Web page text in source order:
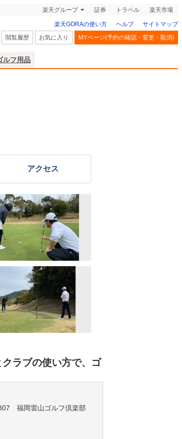
楽天グループ 証券 トラベル 楽天市場
楽天GORAの使い方 ヘルプ
サイトマップ
閲覧履歴
お気に入り MYページ(予約の確認・変更・取消)
ルフ用品
アクセス
ラブの使い方で、ゴ
福岡雷山ゴルフ倶楽部